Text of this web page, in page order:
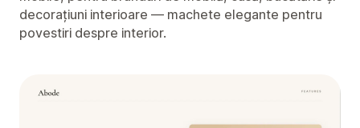
decorațiuni interioare — machete elegante pentru
povestiri despre interior.